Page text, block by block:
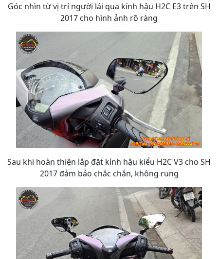
Góc nhìn từ vị trí người lái qua kính hậu H2C E3 trên SH
2017 cho hình ảnh rõ ràng
Sau khi hoàn thiện lắp đặt kính hậu kiểu H2C V3 cho SH
2017 đảm bảo chắc chắn, không rung